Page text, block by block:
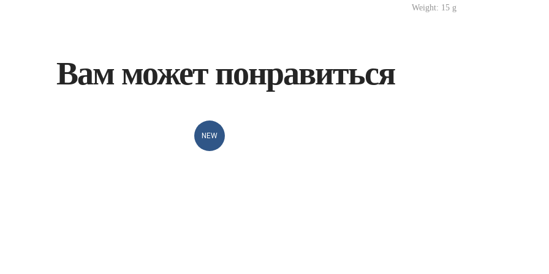
Weight: 15 g
Вам может понравиться
NEW